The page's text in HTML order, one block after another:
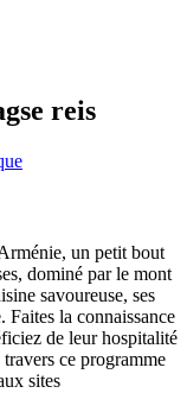
reis
un petit bout
dominé par le mont
savoureuse, ses
la connaissance
de leur hospitalité
ce programme
sites